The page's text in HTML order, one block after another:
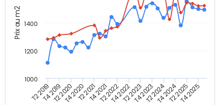
Prix au m2
T2 2019T4 2019T2 2020T4 2020T2 2021T4 2021T2 2022T4 2022T2 2023T4 2023T2 2024T4 2024T2 2025T4 2025
1000
1200
1400